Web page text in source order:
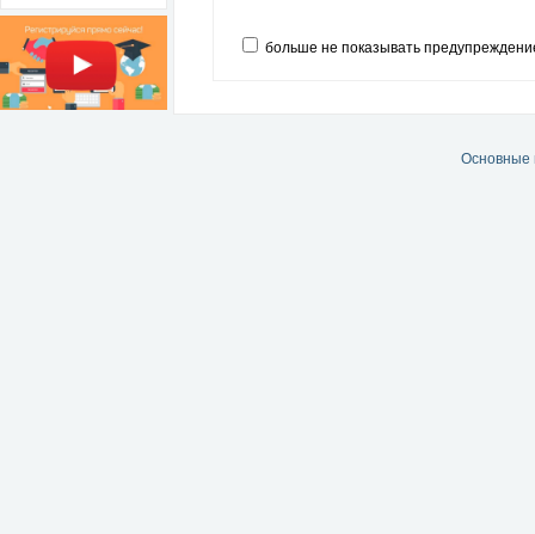
больше не показывать
Основные